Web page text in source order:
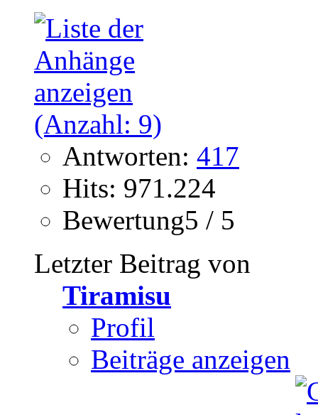
Antworten: 417
Hits: 971.224
Bewertung5 / 5
Letzter Beitrag von
Tiramisu
Profil
Beiträge anzeigen